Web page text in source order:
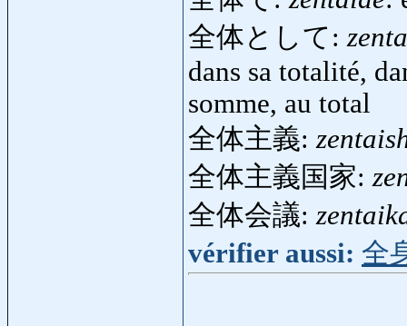
全体として:
dans sa totalité,
somme, au total
全体主義:
全体主義国家:
全体会議:
vérifier aussi: 全